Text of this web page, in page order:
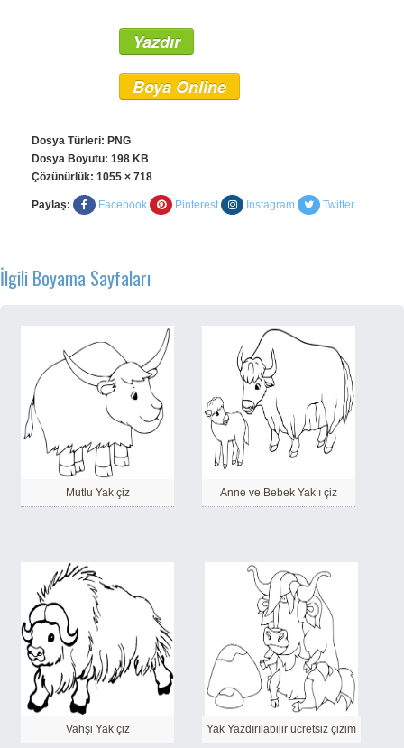
Yazdır
Boya Online
Dosya Türleri: PNG
Dosya Boyutu: 198 KB
Çözünürlük: 1055 × 718
Paylaş: Facebook Pinterest Instagram Twitter
İlgili Boyama Sayfaları
Mutlu Yak çiz Anne ve Bebek Yak’ı çiz
Vahşi Yak çiz Yak Yazdırılabilir ücretsiz çizim